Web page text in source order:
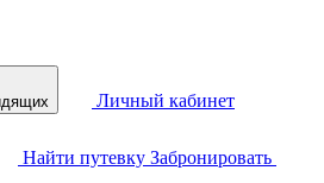
Личный кабинет
Найти путевку Забронировать